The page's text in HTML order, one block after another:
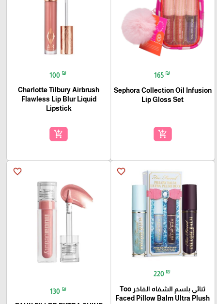
165 ₪
Sephora Collection Oil Infusion
Lip Gloss Set
add_shopping_cart
100 ₪
Charlotte Tilbury Airbrush
Flawless Lip Blur Liquid
Lipstick
add_shopping_cart
favorite_border
220 ₪
ثنائي بلسم الشفاه الفاخر Too
Faced Pillow Balm Ultra Plush
favorite_border
130 ₪